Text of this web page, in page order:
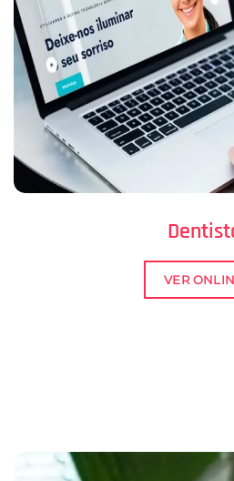
VER